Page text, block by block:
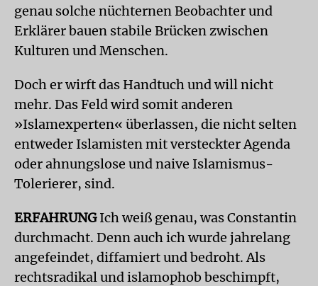
genau solche nüchternen Beobachter und
Erklärer bauen stabile Brücken zwischen
Kulturen und Menschen.
Doch er wirft das Handtuch und will nicht
mehr. Das Feld wird somit anderen
»Islamexperten« überlassen, die nicht selten
entweder Islamisten mit versteckter Agenda
oder ahnungslose und naive Islamismus-
Tolerierer, sind.
ERFAHRUNGIch weiß genau, was Constantin
durchmacht. Denn auch ich wurde jahrelang
angefeindet, diffamiert und bedroht. Als
rechtsradikal und islamophob beschimpft,